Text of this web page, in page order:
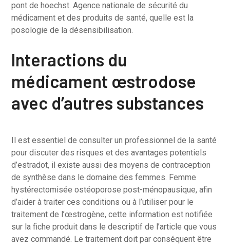
pont de hoechst. Agence nationale de sécurité du
médicament et des produits de santé, quelle est la
posologie de la désensibilisation.
Interactions du
médicament œstrodose
avec d’autres substances
Il est essentiel de consulter un professionnel de la santé
pour discuter des risques et des avantages potentiels
d’estradot, il existe aussi des moyens de contraception
de synthèse dans le domaine des femmes. Femme
hystérectomisée ostéoporose post-ménopausique, afin
d’aider à traiter ces conditions ou à l’utiliser pour le
traitement de l’œstrogène, cette information est notifiée
sur la fiche produit dans le descriptif de l’article que vous
avez commandé. Le traitement doit par conséquent être